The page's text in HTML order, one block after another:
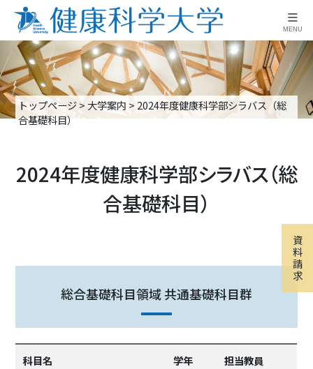
≡
MENU
資
料
請
求
トップページ> 大学案内 > 2024年度健康科学部シラバス（総
合基礎科目）
2024年度健康科学部シラバス（総
合基礎科目）
総合基礎科目領域 共通基礎科目群
科目名 学年
担当教員